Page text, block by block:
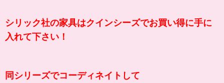
シリック社の家具はクインシーズでお買い得に手に
入れて下さい！
同シリーズでコーディネイトして